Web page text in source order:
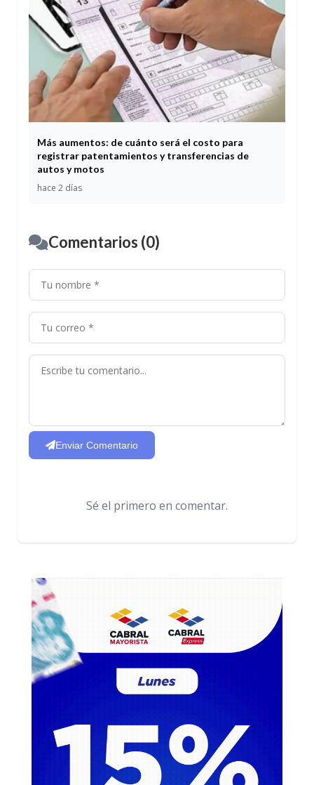
Más aumentos: de cuánto será el costo para
registrar patentamientos y transferencias de
autos y motos
hace 2 días
Comentarios (0)
Enviar Comentario
Sé el primero en comentar.